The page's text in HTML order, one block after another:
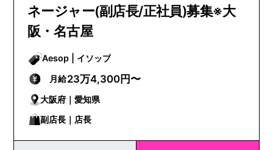
ネージャー(副店長/正社員)募集※大
阪・名古屋
Aesop | イソップ
月給23万4,300円〜
大阪府｜愛知県
副店長｜店長